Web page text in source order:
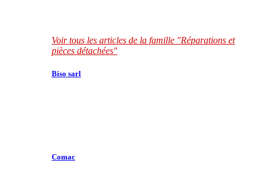
Voir tous les articles de la famille "Réparations et
pièces détachées"
Biso sarl
Comac